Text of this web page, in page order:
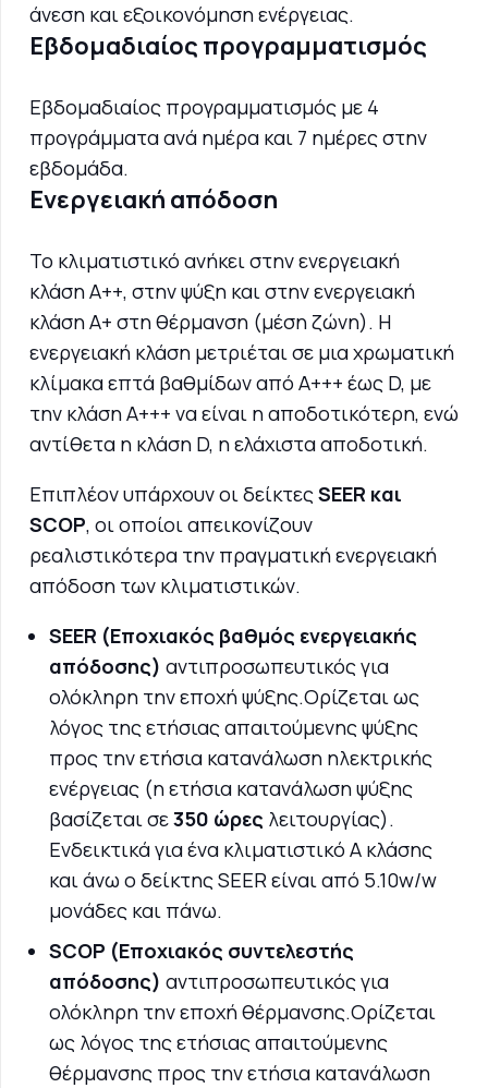
άνεση και εξοικονόμηση ενέργειας.
Εβδομαδιαίος προγραμματισμός
Εβδομαδιαίος προγραμματισμός με 4
προγράμματα ανά ημέρα και 7 ημέρες στην
εβδομάδα.
Ενεργειακή απόδοση
Το κλιματιστικό ανήκει στην ενεργειακή
κλάση A++, στην ψύξη και στην ενεργειακή
κλάση A+ στη θέρμανση (μέση ζώνη). Η
ενεργειακή κλάση μετριέται σε μια χρωματική
κλίμακα επτά βαθμίδων από Α+++ έως D, με
την κλάση Α+++ να είναι η αποδοτικότερη, ενώ
αντίθετα η κλάση D, η ελάχιστα αποδοτική.
Επιπλέον υπάρχουν οι δείκτεςSEER και
SCOP, οι οποίοι απεικονίζουν
ρεαλιστικότερα την πραγματική ενεργειακή
απόδοση των κλιματιστικών.
SEER (Εποχιακός βαθμός ενεργειακής
απόδοσης) αντιπροσωπευτικός για
ολόκληρη την εποχή ψύξης.Ορίζεται ως
λόγος της ετήσιας απαιτούμενης ψύξης
προς την ετήσια κατανάλωση ηλεκτρικής
ενέργειας (η ετήσια κατανάλωση ψύξης
βασίζεται σε350 ώρες λειτουργίας).
Ενδεικτικά για ένα κλιματιστικό Α κλάσης
και άνω ο δείκτης SEER είναι από 5.10w/w
μονάδες και πάνω.
SCOP (Εποχιακός συντελεστής
απόδοσης) αντιπροσωπευτικός για
ολόκληρη την εποχή θέρμανσης.Ορίζεται
ως λόγος της ετήσιας απαιτούμενης
θέρμανσης προς την ετήσια κατανάλωση